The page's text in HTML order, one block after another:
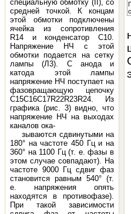
специальную обмотку (II), со
средней точкой. К концам
этой обмотки подключены
ячейка из сопротивления
R14 и конденсатор С10.
Напряжение НЧ с этой
обмотки подается на сетку
лампы (Л3). С анода и
катода этой лампы
напряжение НЧ поступает на
фазовращающую цепочку
C15C16C17R22R23R24. Из
графика (рис. 3) видно, что
напряжение НЧ на выходах
каналов ока-
зываются сдвинутыми на
180° на частоте 450 Гц и на
360° на 1100 Гц (т. е. фазы в
этом случае совпадают). На
частоте 9000 Гц сдвиг фаз
становится равным 540° (т.
е. напряжения опять
находятся в противофазе).
При такой зависимости